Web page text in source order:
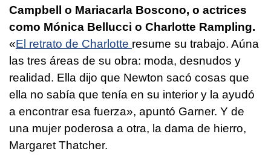
Campbell o Mariacarla Boscono, o actrices
como Mónica Bellucci o Charlotte Rampling.
«El retrato de Charlotte resume su trabajo. Aúna
las tres áreas de su obra: moda, desnudos y
realidad. Ella dijo que Newton sacó cosas que
ella no sabía que tenía en su interior y la ayudó
a encontrar esa fuerza», apuntó Garner. Y de
una mujer poderosa a otra, la dama de hierro,
Margaret Thatcher.